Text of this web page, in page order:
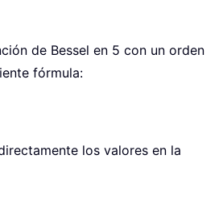
de Bessel en 5 con un orden
fórmula:
los valores en la